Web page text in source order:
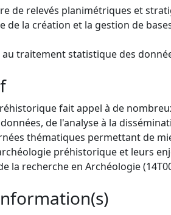
de relevés planimétriques et
de la création et la gestion de
traitement statistique des
fait appel à de
de l'analyse à la
thématiques permettant de
préhistorique et leurs
la recherche en Archéologie